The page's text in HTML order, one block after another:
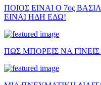
ΠΟΙΟΣ ΕΙΝΑΙ Ο 7ος
ΕΙΝΑΙ ΗΔΗ ΕΔΩ!
ΠΩΣ ΜΠΟΡΕΙΣ ΝΑ